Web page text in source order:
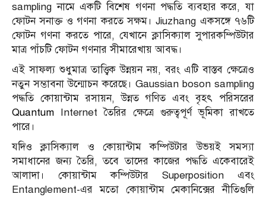
sampling নামে একটি বিশেষ গণনা পদ্ধতি ব্যবহার করে, যা
ফোটন সনাক্ত ও গণনা করতে সক্ষম। Jiuzhang একসঙ্গে ৭৬টি
ফোটন গণনা করতে পারে, যেখানে ক্লাসিক্যাল সুপারকম্পিউটার
মাত্র পাঁচটি ফোটন গণনার সীমারেখায় আবদ্ধ।
এই সাফল্য শুধুমাত্র তাত্ত্বিক উন্নয়ন নয়, বরং এটি বাস্তব ক্ষেত্রেও
নতুন সম্ভাবনা উন্মোচন করেছে। Gaussian boson sampling
পদ্ধতি কোয়ান্টাম রসায়ন, উন্নত গণিত এবং বৃহৎ পরিসরের
Quantum Internet তৈরির ক্ষেত্রে গুরুত্বপূর্ণ ভূমিকা রাখতে
পারে।
যদিও ক্লাসিক্যাল ও কোয়ান্টাম কম্পিউটার উভয়ই সমস্যা
সমাধানের জন্য তৈরি, তবে তাদের কাজের পদ্ধতি একেবারেই
আলাদা। কোয়ান্টাম কম্পিউটার Superposition এবং
Entanglement-এর মতো কোয়ান্টাম মেকানিক্সের নীতিগুলি